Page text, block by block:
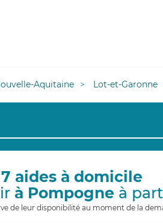
Aquitaine Lot-et-Garonne
7 aides à domicile
à Pompogne à
de leur disponibilité au moment de la